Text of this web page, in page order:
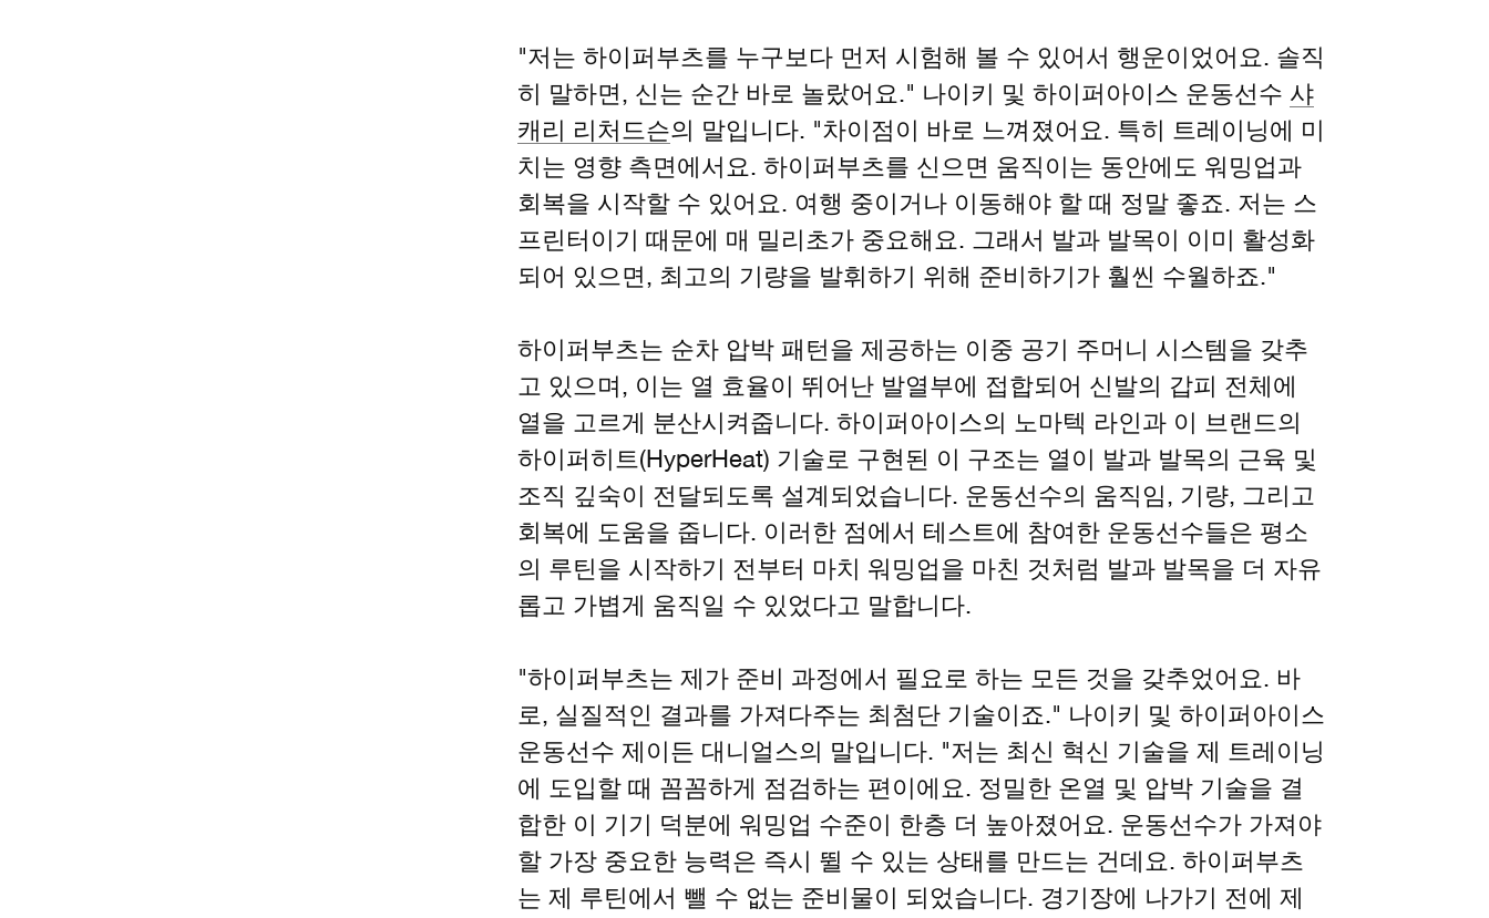
"저는 하이퍼부츠를 누구보다 먼저 시험해 볼 수 있어서 행운이었어요. 솔직
히 말하면, 신는 순간 바로 놀랐어요." 나이키 및 하이퍼아이스 운동선수 샤
캐리 리처드슨의 말입니다. "차이점이 바로 느껴졌어요. 특히 트레이닝에 미
치는 영향 측면에서요. 하이퍼부츠를 신으면 움직이는 동안에도 워밍업과
회복을 시작할 수 있어요. 여행 중이거나 이동해야 할 때 정말 좋죠. 저는 스
프린터이기 때문에 매 밀리초가 중요해요. 그래서 발과 발목이 이미 활성화
되어 있으면, 최고의 기량을 발휘하기 위해 준비하기가 훨씬 수월하죠."
하이퍼부츠는 순차 압박 패턴을 제공하는 이중 공기 주머니 시스템을 갖추
고 있으며, 이는 열 효율이 뛰어난 발열부에 접합되어 신발의 갑피 전체에
열을 고르게 분산시켜줍니다. 하이퍼아이스의 노마텍 라인과 이 브랜드의
하이퍼히트(HyperHeat) 기술로 구현된 이 구조는 열이 발과 발목의 근육 및
조직 깊숙이 전달되도록 설계되었습니다. 운동선수의 움직임, 기량, 그리고
회복에 도움을 줍니다. 이러한 점에서 테스트에 참여한 운동선수들은 평소
의 루틴을 시작하기 전부터 마치 워밍업을 마친 것처럼 발과 발목을 더 자유
롭고 가볍게 움직일 수 있었다고 말합니다.
"하이퍼부츠는 제가 준비 과정에서 필요로 하는 모든 것을 갖추었어요. 바
로, 실질적인 결과를 가져다주는 최첨단 기술이죠." 나이키 및 하이퍼아이스
운동선수 제이든 대니얼스의 말입니다. "저는 최신 혁신 기술을 제 트레이닝
에 도입할 때 꼼꼼하게 점검하는 편이에요. 정밀한 온열 및 압박 기술을 결
합한 이 기기 덕분에 워밍업 수준이 한층 더 높아졌어요. 운동선수가 가져야
할 가장 중요한 능력은 즉시 뛸 수 있는 상태를 만드는 건데요. 하이퍼부츠
는 제 루틴에서 뺄 수 없는 준비물이 되었습니다. 경기장에 나가기 전에 제